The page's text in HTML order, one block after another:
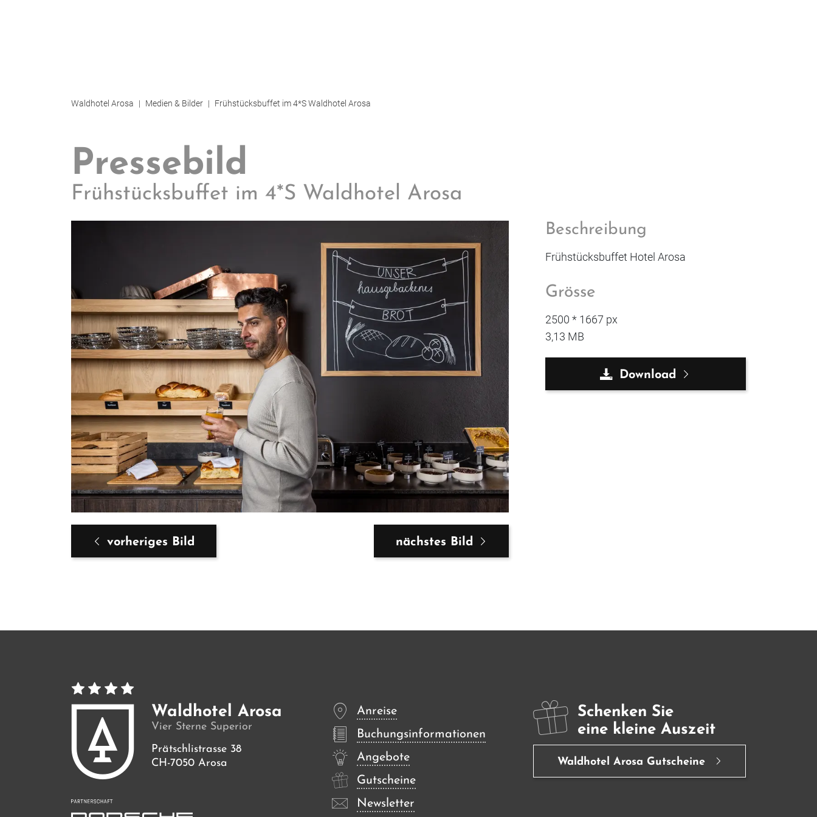
Waldhotel Arosa Medien & Bilder Frühstücksbuffet im 4*S Waldhotel Arosa
Pressebild
Frühstücksbuffet im 4*S Waldhotel Arosa
vorheriges Bild nächstes Bild
Beschreibung
Frühstücksbuffet Hotel Arosa
Grösse
2500 * 1667 px
3,13 MB
Download
Waldhotel Arosa
Vier Sterne Superior
Prätschlistrasse 38
CH-7050 Arosa
Anreise
Buchungsinformationen
Angebote
Gutscheine
Newsletter
Schenken Sie
eine kleine Auszeit
Waldhotel Arosa Gutscheine